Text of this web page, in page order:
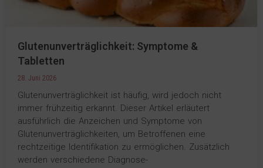
Glutenunverträglichkeit: Symptome &
Tabletten
28. Juni 2026
Glutenunverträglichkeit ist häufig, wird jedoch nicht
immer frühzeitig erkannt. Dieser Artikel erläutert
ausführlich die Anzeichen und Symptome von
Glutenunverträglichkeiten, um Betroffenen eine
rechtzeitige Identifikation zu ermöglichen. Zusätzlich
werden verschiedene Diagnose-